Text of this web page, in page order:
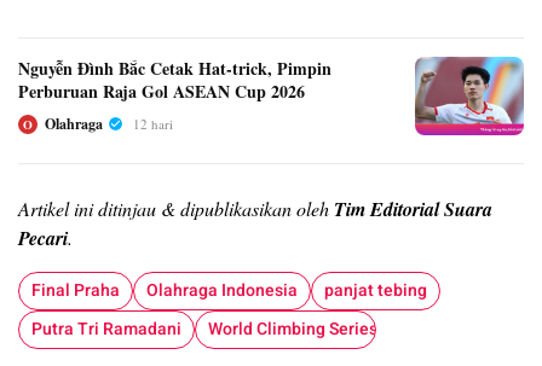
Nguyễn Đình Bắc Cetak Hat-trick, Pimpin
Perburuan Raja Gol ASEAN Cup 2026
O Olahraga 12 hari
Artikel ini ditinjau & dipublikasikan oleh Tim Editorial Suara
Pecari.
Final Praha Olahraga Indonesia
panjat tebing
Putra Tri Ramadani
World Climbing Series